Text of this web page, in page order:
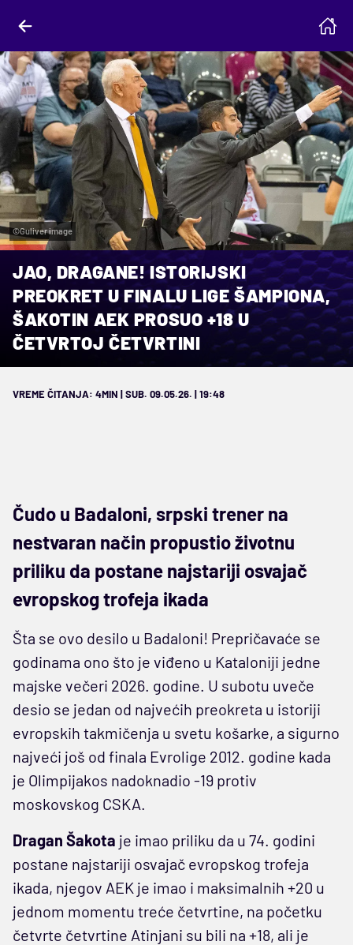
©Guliver image
JAO, DRAGANE! ISTORIJSKI
PREOKRET U FINALU LIGE ŠAMPIONA,
ŠAKOTIN AEK PROSUO +18 U
ČETVRTOJ ČETVRTINI
VREME ČITANJA: 4MIN | SUB. 09.05.26. | 19:48
Čudo u Badaloni, srpski trener na
nestvaran način propustio životnu
priliku da postane najstariji osvajač
evropskog trofeja ikada
Šta se ovo desilo u Badaloni! Prepričavaće se
godinama ono što je viđeno u Kataloniji jedne
majske večeri 2026. godine. U subotu uveče
desio se jedan od najvećih preokreta u istoriji
evropskih takmičenja u svetu košarke, a sigurno
najveći još od finala Evrolige 2012. godine kada
je Olimpijakos nadoknadio -19 protiv
moskovskog CSKA.
Dragan Šakota je imao priliku da u 74. godini
postane najstariji osvajač evropskog trofeja
ikada, njegov AEK je imao i maksimalnih +20 u
jednom momentu treće četvrtine, na početku
četvrte četvrtine Atinjani su bili na +18, ali je